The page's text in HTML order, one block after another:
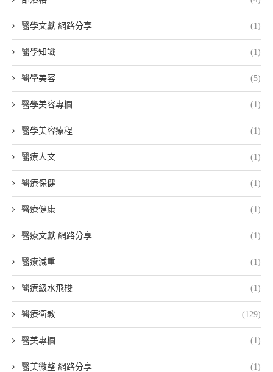
醫學文獻 網路分享 (1)
醫學知識 (1)
醫學美容 (5)
醫學美容專欄 (1)
醫學美容療程 (1)
醫療人文 (1)
醫療保健 (1)
醫療健康 (1)
醫療文獻 網路分享 (1)
醫療減重 (1)
醫療級水飛梭 (1)
醫療衛教 (129)
醫美專欄 (1)
醫美微整 網路分享 (1)